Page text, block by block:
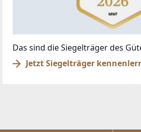
Das sind die Siegelträger des
Jetzt Siegelträger